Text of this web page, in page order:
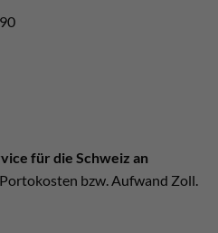
für die Schweiz an
bzw. Aufwand Zoll.